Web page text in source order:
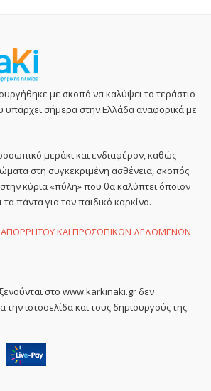
με σκοπό να καλύψει το τεράστιο
υπάρχει σήμερα στην Ελλάδα αναφορικά με
μεράκι και ενδιαφέρον, καθώς
στη συγκεκριμένη ασθένεια, σκοπός
στην κύρια «πύλη» που θα καλύπτει όποιον
πάντα για τον παιδικό καρκίνο.
ΑΠΟΡΡΗΤΟΥ ΚΑΙ ΠΡΟΣΩΠΙΚΩΝ ΔΕΔΟΜΕΝΩΝ
στο www.karkinaki.gr δεν
ιστοσελίδα και τους δημιουργούς της.